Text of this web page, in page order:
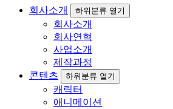
회사소개 하위분류 열기
회사소개
회사연혁
사업소개
제작과정
콘텐츠
하위분류 열기
캐릭터
애니메이션